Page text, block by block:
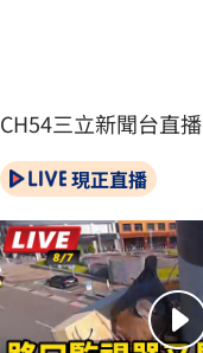
CH54三立新聞台直播
現正直播